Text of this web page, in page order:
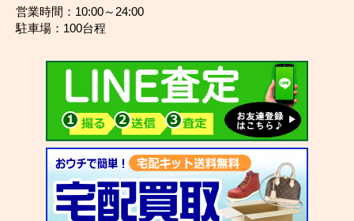
営業時間：10:00～24:00
駐車場：100台程